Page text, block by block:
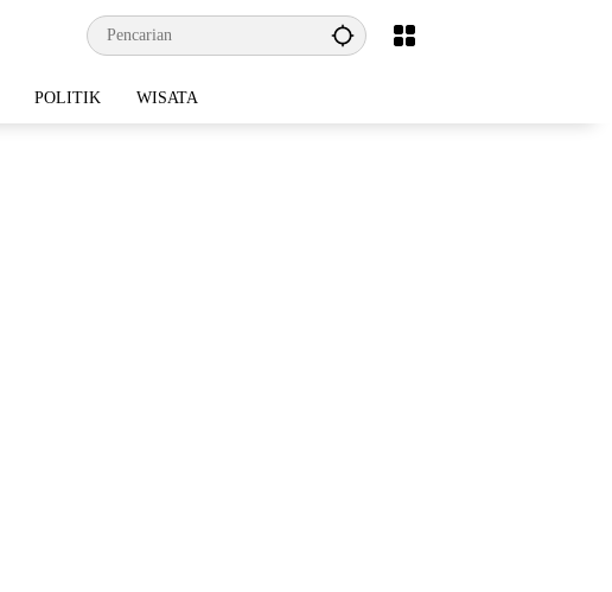
POLITIK WISATA